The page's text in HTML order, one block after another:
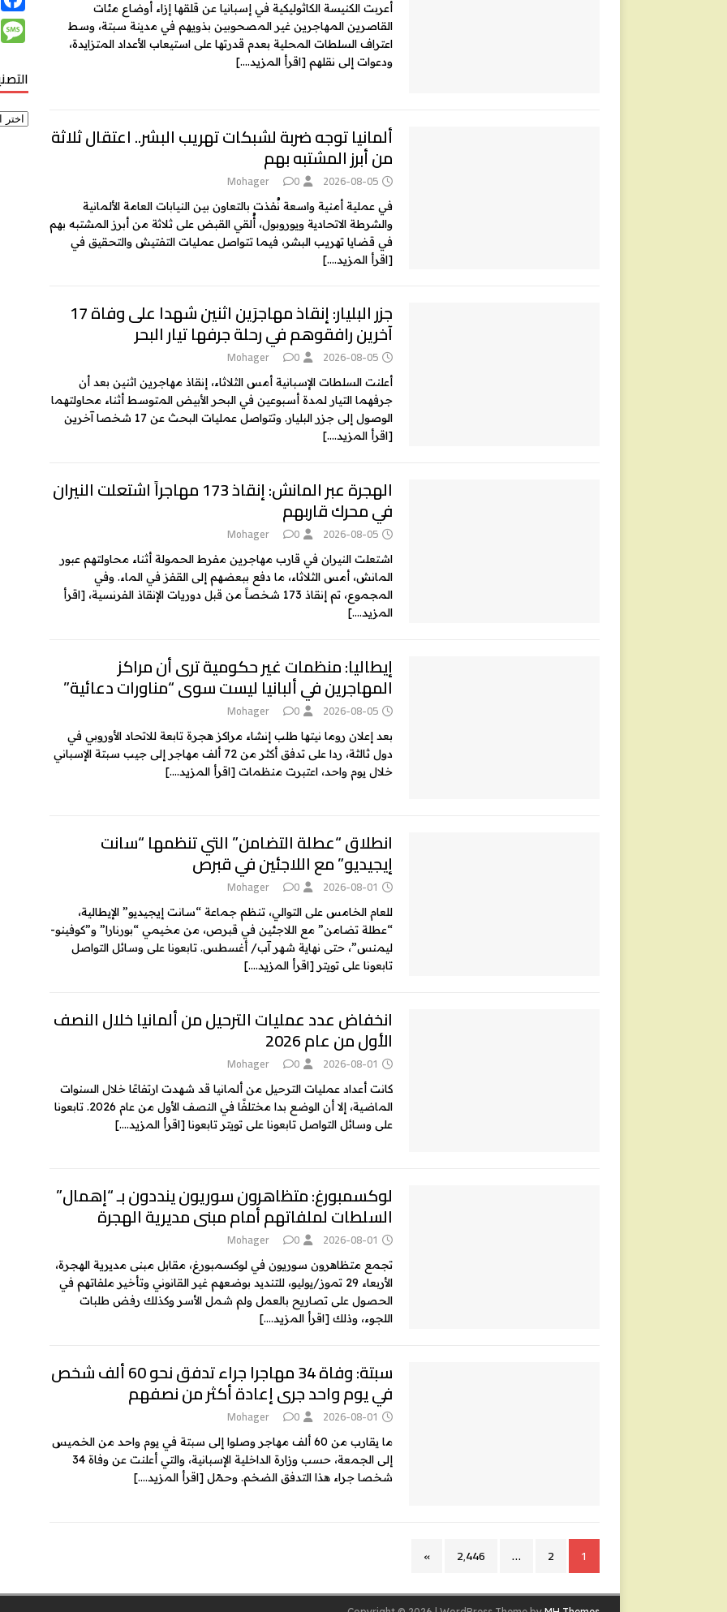
أعربت الكنيسة الكاثوليكية في إسبانيا عن قلقها إزاء أوضاع مئات
القاصرين المهاجرين غير المصحوبين بذويهم في مدينة سبتة، وسط
اعتراف السلطات المحلية بعدم قدرتها على استيعاب الأعداد المتزايدة،
ودعوات إلى نقلهم [اقرأ المزيد….]
ألمانيا توجه ضربة لشبكات تهريب البشر.. اعتقال ثلاثة
من أبرز المشتبه بهم
2026-08-05
Mohager 0
في عملية أمنية واسعة نُفذت بالتعاون بين النيابات العامة الألمانية
والشرطة الاتحادية ويوروبول، أُلقي القبض على ثلاثة من أبرز المشتبه بهم
في قضايا تهريب البشر، فيما تتواصل عمليات التفتيش والتحقيق في
[اقرأ المزيد….]
جزر البليار: إنقاذ مهاجرَين اثنين شهدا على وفاة 17
آخرين رافقوهم في رحلة جرفها تيار البحر
2026-08-05
Mohager 0
أعلنت السلطات الإسبانية أمس الثلاثاء، إنقاذ مهاجرين اثنين بعد أن
جرفهما التيار لمدة أسبوعين في البحر الأبيض المتوسط أثناء محاولتهما
الوصول إلى جزر البليار. وتتواصل عمليات البحث عن 17 شخصا آخرين
[اقرأ المزيد….]
الهجرة عبر المانش: إنقاذ 173 مهاجراً اشتعلت النيران
في محرك قاربهم
2026-08-05
Mohager 0
اشتعلت النيران في قارب مهاجرين مفرط الحمولة أثناء محاولتهم عبور
المانش، أمس الثلاثاء، ما دفع ببعضهم إلى القفز في الماء. وفي
المجموع، تم إنقاذ 173 شخصاً من قبل دوريات الإنقاذ الفرنسية،
[اقرأ
المزيد….]
إيطاليا: منظمات غير حكومية ترى أن مراكز
المهاجرين في ألبانيا ليست سوى “مناورات دعائية”
2026-08-05
Mohager 0
بعد إعلان روما نيتها طلب إنشاء مراكز هجرة تابعة للاتحاد الأوروبي في
دول ثالثة، ردا على تدفق أكثر من 72 ألف مهاجر إلى جيب سبتة الإسباني
خلال يوم واحد، اعتبرت منظمات [اقرأ المزيد….]
انطلاق “عطلة التضامن” التي تنظمها “سانت
إيجيديو” مع اللاجئين في قبرص
2026-08-01
Mohager 0
للعام الخامس على التوالي، تنظم جماعة “سانت إيجيديو” الإيطالية،
“عطلة تضامن” مع اللاجئين في قبرص، من مخيمي “بورنارا” و”كوفينو-
ليمنس”، حتى نهاية شهر آب/ أغسطس. تابعونا على وسائل التواصل
تابعونا على تويتر [اقرأ المزيد….]
انخفاض عدد عمليات الترحيل من ألمانيا خلال النصف
الأول من عام 2026
2026-08-01
Mohager 0
كانت أعداد عمليات الترحيل من ألمانيا قد شهدت ارتفاعًا خلال السنوات
الماضية، إلا أن الوضع بدا مختلفًا في النصف الأول من عام 2026. تابعونا
على وسائل التواصل تابعونا على تويتر تابعونا [اقرأ المزيد….]
لوكسمبورغ: متظاهرون سوريون ينددون بـ “إهمال”
السلطات لملفاتهم أمام مبنى مديرية الهجرة
2026-08-01
Mohager 0
تجمع متظاهرون سوريون في لوكسمبورغ، مقابل مبنى مديرية الهجرة،
الأربعاء 29 تموز/يوليو، للتنديد بوضعهم غير القانوني وتأخير ملفاتهم في
الحصول على تصاريح بالعمل ولم شمل الأسر وكذلك رفض طلبات
اللجوء، وذلك [اقرأ المزيد….]
سبتة: وفاة 34 مهاجرا جراء تدفق نحو 60 ألف شخص
في يوم واحد جرى إعادة أكثر من نصفهم
2026-08-01
Mohager 0
ما يقارب من 60 ألف مهاجر وصلوا إلى سبتة في يوم واحد من الخميس
إلى الجمعة، حسب وزارة الداخلية الإسبانية، والتي أعلنت عن وفاة 34
شخصا جراء هذا التدفق الضخم. وحمّل [اقرأ المزيد….]
1
2
… 2٬446 »
c